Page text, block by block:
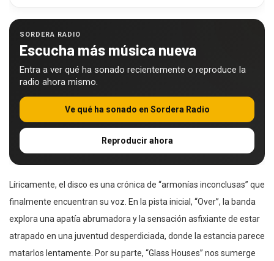
SORDERA RADIO
Escucha más música nueva
Entra a ver qué ha sonado recientemente o reproduce la
radio ahora mismo.
Ve qué ha sonado en Sordera Radio
Reproducir ahora
Líricamente, el disco es una crónica de “armonías inconclusas” que
finalmente encuentran su voz. En la pista inicial, “Over”, la banda
explora una apatía abrumadora y la sensación asfixiante de estar
atrapado en una juventud desperdiciada, donde la estancia parece
matarlos lentamente. Por su parte, “Glass Houses” nos sumerge